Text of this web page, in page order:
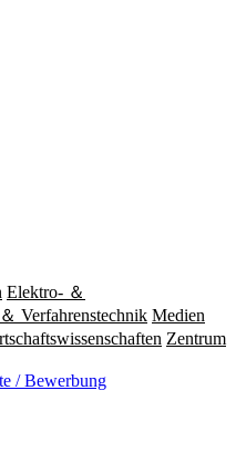
Elektro- ＆
Verfahrenstechnik Medien
Zentrum
/ Bewerbung